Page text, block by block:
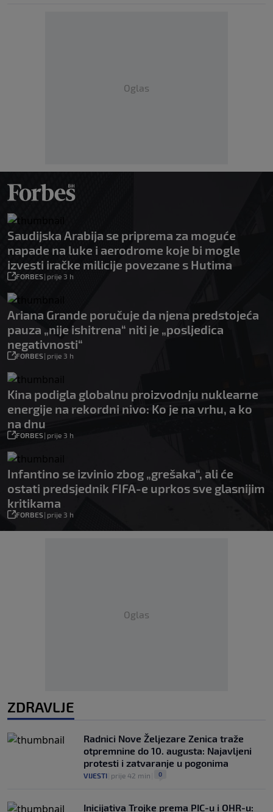
Oglas
Saudijska Arabija se priprema za moguće
napade na luke i aerodrome koje bi mogle
izvesti iračke milicije povezane s Hutima
FORBES| prije 3 h
Ariana Grande poručuje da njena predstojeća
pauza „nije ishitrena“ niti je „posljedica
negativnosti“
FORBES| prije 3 h
Kina podigla globalnu proizvodnju nuklearne
energije na rekordni nivo: Ko je na vrhu, a ko
na dnu
FORBES| prije 3 h
Infantino se izvinio zbog „grešaka“, ali će
ostati predsjednik FIFA-e uprkos sve glasnijim
kritikama
FORBES| prije 3 h
Oglas
ZDRAVLJE
Radnici Nove Željezare Zenica traže
otpremnine do 10. augusta: Najavljeni
protesti i zatvaranje u pogonima
VIJESTI prije 42 min 0
Inicijativa Trojke prema PIC-u i OHR-u: